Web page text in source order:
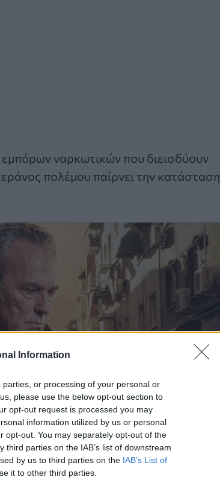
Information
or processing of your personal or
please use the below opt-out section to
opt-out request is processed you may
information utilized by us or personal
opt-out. You may separately opt-out of the
parties on the IAB’s list of downstream
by us to third parties on the IAB’s List of
it to other third parties.
ναρκωτικών που διεισδύουν
πολέμου παίρνει την κατάσταση